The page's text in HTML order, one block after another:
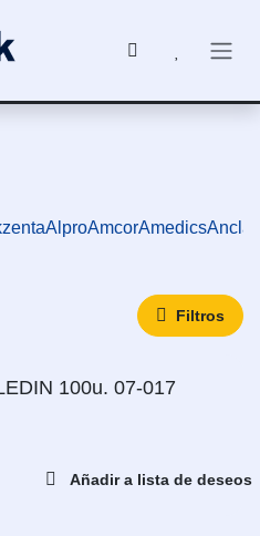
AlproAmcorAmedics
Filtros
100u. 07-017
Añadir a lista de deseos